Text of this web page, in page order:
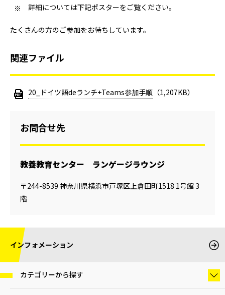
詳細については下記ポスターをご覧ください。
たくさんの方のご参加をお待ちしています。
関連ファイル
20_ドイツ語deランチ+Teams参加手順 （1,207KB）
お問合せ先
教養教育センター ランゲージラウンジ
〒244-8539 神奈川県横浜市戸塚区上倉田町1518 1号館 3
階
インフォメーション
カテゴリーから探す